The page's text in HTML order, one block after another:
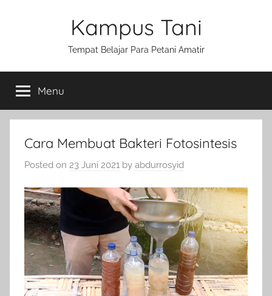
Kampus Tani
Tempat Belajar Para Petani Amatir
Menu
Cara Membuat Bakteri Fotosintesis
Posted on 23 Juni 2021 by abdurrosyid